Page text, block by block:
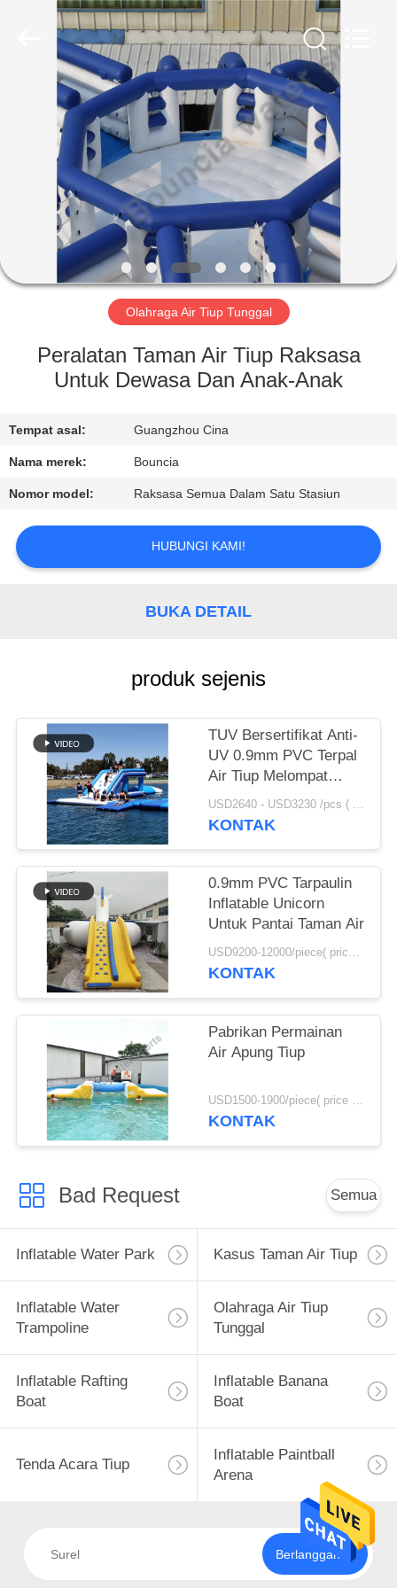
RUMAH
PRODUK
VIDEO
TENTANG
KAMI
TUR
PABRIK
KONTROL
KUALITAS
KAMI
PERMINTAAN
PRIVACY
POLICY
Olahraga Air Tiup Tunggal
Peralatan Taman Air Tiup Raksasa
Untuk Dewasa Dan Anak-Anak
Tempat asal: Guangzhou Cina
Nama merek: Bouncia
Nomor model: Raksasa Semua Dalam Satu Stasiun
HUBUNGI KAMI!
BUKA DETAIL
produk sejenis
TUV Bersertifikat Anti-
UV 0.9mm PVC Terpal
Air Tiup Melompat
Bantal Dijual
USD2640 - USD3230 /pcs ( price just for reference, detailed prices need to be confirmed） MOQ:1PC
KONTAK
0.9mm PVC Tarpaulin
Inflatable Unicorn
Untuk Pantai Taman Air
USD9200-12000/piece( price just for reference, detailed prices need to be confirmed) MOQ:1pc
KONTAK
Pabrikan Permainan
Air Apung Tiup
USD1500-1900/piece( price just for reference, detailed prices need to be confirmed) MOQ:1pc
KONTAK
Bad Request Semua
Inflatable Water Park Kasus Taman Air Tiup
Inflatable Water
Trampoline
Olahraga Air Tiup
Tunggal
Inflatable Rafting
Boat
Inflatable Banana
Boat
Tenda Acara Tiup
Inflatable Paintball
Arena
Berlangganan